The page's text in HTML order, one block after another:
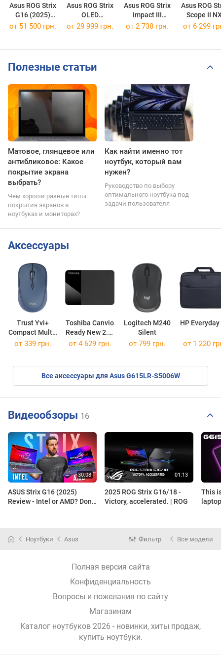
Asus ROG Strix
G16 (2025)
G614FM
Asus ROG Strix
OLED
XG27AQWMG
Asus ROG Strix
Impact III
Wireless
Asus ROG
Scope II
Snow
от 51 500 грн. от 29 999 грн. от 2 738 грн. от 6 299
Полезные статьи
Матовое, глянцевое или
антибликовое: Какое
покрытие экрана
выбрать?
Чем хороши разные типы
покрытия экранов в
ноутбуках и мониторах?
Как найти именно тот
ноутбук, который вам
нужен?
Руководство по выбору
оптимального ноутбука под
задачи пользователя
Аксессуары
Trust Yvi+
Compact Multi-
Device
Toshiba Canvio
Ready New 2.5"
HDTP320EK3AA
Logitech M240
Silent
HP Everyday
от 339 грн. от 4 629 грн. от 799 грн. от 1 220
Все аксессуары для Asus G615LR-S5006W
Видеообзоры 16
ASUS Strix G16 (2025)
Review - Intel or AMD? Don’t
2025 ROG Strix G16/18 -
Victory, accelerated. | ROG
This
Ноутбуки Asus Фильтр Все модели
Полная версия сайта
Конфиденциальность
Вопросы и пожелания по сайту
Магазинам
Каталог ноутбуков 2026 - новинки, хиты продаж,
купить ноутбуки.